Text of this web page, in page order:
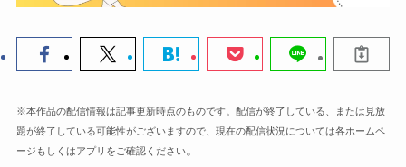
※本作品の配信情報は記事更新時点のものです。配信が終了している、または見放
題が終了している可能性がございますので、現在の配信状況については各ホームペ
ージもしくはアプリをご確認ください。